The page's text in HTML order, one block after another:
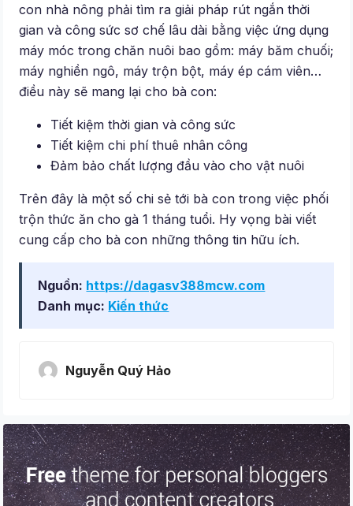
con nhà nông phải tìm ra giải pháp rút ngắn thời
gian và công sức sơ chế lâu dài bằng việc ứng dụng
máy móc trong chăn nuôi bao gồm: máy băm chuối;
máy nghiền ngô, máy trộn bột, máy ép cám viên…
điều này sẽ mang lại cho bà con:
Tiết kiệm thời gian và công sức
Tiết kiệm chi phí thuê nhân công
Đảm bảo chất lượng đầu vào cho vật nuôi
Trên đây là một số chi sẻ tới bà con trong việc phối
trộn thức ăn cho gà 1 tháng tuổi. Hy vọng bài viết
cung cấp cho bà con những thông tin hữu ích.
Nguồn: https://dagasv388mcw.com
Danh mục: Kiến thức
Nguyễn Quý Hảo